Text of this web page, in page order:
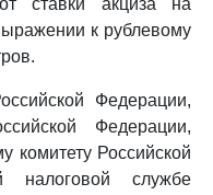
ставки акциза на
к рублевому
Федерации,
Федерации,
комитету Российской
налоговой службе